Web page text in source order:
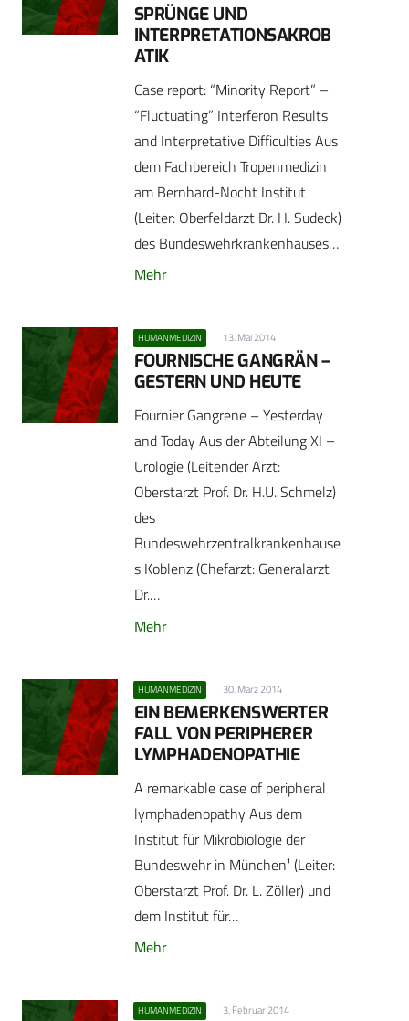
SPRÜNGE UND
INTERPRETATIONSAKROB
ATIK
Case report: “Minority Report” –
“Fluctuating” Interferon Results
and Interpretative Difficulties Aus
dem Fachbereich Tropenmedizin
am Bernhard-Nocht Institut
(Leiter: Oberfeldarzt Dr. H. Sudeck)
des Bundeswehrkrankenhauses…
Mehr
HUMANMEDIZIN 13. Mai 2014
FOURNISCHE GANGRÄN –
GESTERN UND HEUTE
Fournier Gangrene – Yesterday
and Today Aus der Abteilung XI –
Urologie (Leitender Arzt:
Oberstarzt Prof. Dr. H.U. Schmelz)
des
Bundeswehrzentralkrankenhause
s Koblenz (Chefarzt: Generalarzt
Dr.…
Mehr
HUMANMEDIZIN 30. März 2014
EIN BEMERKENSWERTER
FALL VON PERIPHERER
LYMPHADENOPATHIE
A remarkable case of peripheral
lymphadenopathy Aus dem
Institut für Mikrobiologie der
Bundeswehr in München¹ (Leiter:
Oberstarzt Prof. Dr. L. Zöller) und
dem Institut für…
Mehr
HUMANMEDIZIN 3. Februar 2014